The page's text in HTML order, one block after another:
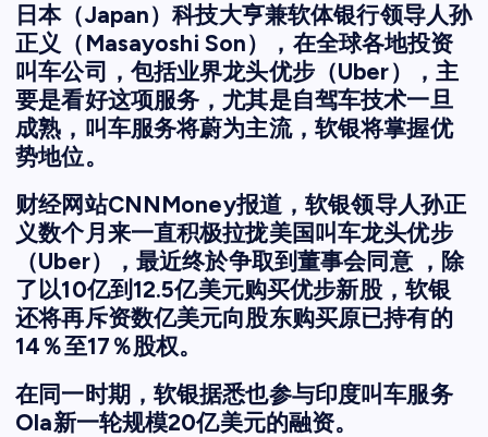
日本（Japan）科技大亨兼软体银行领导人孙
正义（Masayoshi Son），在全球各地投资
叫车公司，包括业界龙头优步（Uber），主
要是看好这项服务，尤其是自驾车技术一旦
成熟，叫车服务将蔚为主流，软银将掌握优
势地位。
财经网站CNNMoney报道，软银领导人孙正
义数个月来一直积极拉拢美国叫车龙头优步
（Uber），最近终於争取到董事会同意 ，除
了以10亿到12.5亿美元购买优步新股，软银
还将再斥资数亿美元向股东购买原已持有的
14％至17％股权。
在同一时期，软银据悉也参与印度叫车服务
Ola新一轮规模20亿美元的融资。